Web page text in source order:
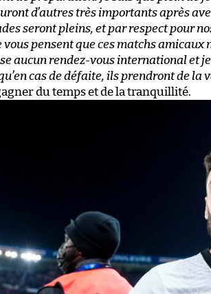
d’autres très importants après
seront pleins, et par respect pour
vous pensent que ces matchs
aucun rendez-vous international et je
cas de défaite, ils prendront de la
du temps et de la tranquillité.